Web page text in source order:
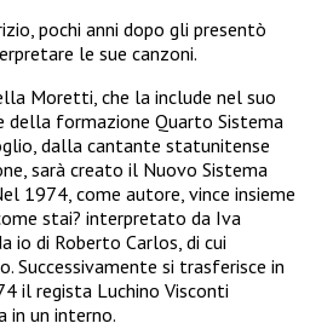
pochi anni dopo gli presentò
le sue canzoni.
Moretti, che la include nel suo
della formazione Quarto Sistema
dalla cantante statunitense
sarà creato il Nuovo Sistema
1974, come autore, vince insieme
stai? interpretato da Iva
io di Roberto Carlos, di cui
Successivamente si trasferisce in
il regista Luchino Visconti
in un interno.